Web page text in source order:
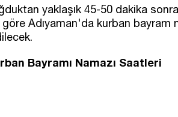
yaklaşık 45-50 dakika sonra
Adıyaman'da kurban bayram
Bayramı Namazı Saatleri